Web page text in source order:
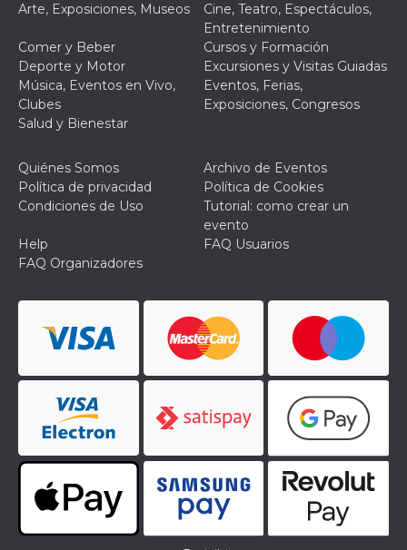
Arte, Exposiciones, Museos
Cine, Teatro, Espectáculos,
Entretenimiento
Comer y Beber
Cursos y Formación
Deporte y Motor
Excursiones y Visitas Guiadas
Música, Eventos en Vivo,
Clubes
Eventos, Ferias,
Exposiciones, Congresos
Salud y Bienestar
Quiénes Somos
Archivo de Eventos
Política de privacidad
Política de Cookies
Condiciones de Uso
Tutorial: como crear un
evento
Help
FAQ Usuarios
FAQ Organizadores